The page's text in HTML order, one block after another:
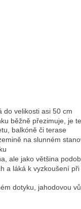
do velikosti asi 50 cm
běžně přezimuje, je
balkóně či terase
na slunném
ale jako většina
a láká k vyzkoušení
dotyku, jahodovou